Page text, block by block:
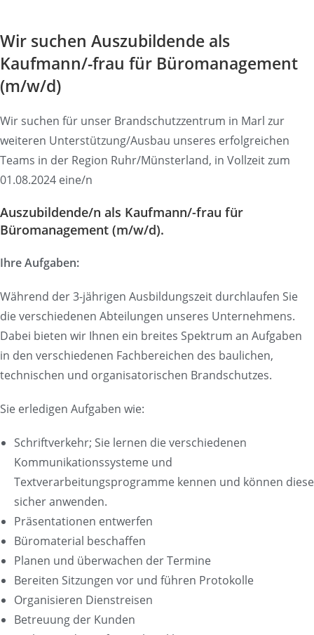
Wir suchen Auszubildende als
Kaufmann/-frau für Büromanagement
(m/w/d)
Wir suchen für unser Brandschutzzentrum in Marl zur
weiteren Unterstützung/Ausbau unseres erfolgreichen
Teams in der Region Ruhr/Münsterland, in Vollzeit zum
01.08.2024 eine/n
Auszubildende/n als Kaufmann/-frau für
Büromanagement (m/w/d).
Ihre Aufgaben:
Während der 3-jährigen Ausbildungszeit durchlaufen Sie
die verschiedenen Abteilungen unseres Unternehmens.
Dabei bieten wir Ihnen ein breites Spektrum an Aufgaben
in den verschiedenen Fachbereichen des baulichen,
technischen und organisatorischen Brandschutzes.
Sie erledigen Aufgaben wie:
Schriftverkehr; Sie lernen die verschiedenen
Kommunikationssysteme und
Textverarbeitungsprogramme kennen und können diese
sicher anwenden.
Präsentationen entwerfen
Büromaterial beschaffen
Planen und überwachen der Termine
Bereiten Sitzungen vor und führen Protokolle
Organisieren Dienstreisen
Betreuung der Kunden